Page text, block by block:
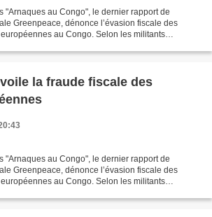
"Arnaques au Congo", le dernier rapport de
Greenpeace, dénonce l’évasion fiscale des
au Congo. Selon les militants
la fraude fiscale des
"Arnaques au Congo", le dernier rapport de
Greenpeace, dénonce l’évasion fiscale des
au Congo. Selon les militants